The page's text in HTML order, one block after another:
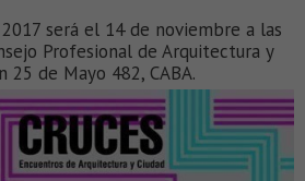
2017 será el 14 de noviembre a las
Profesional de Arquitectura y
25 de Mayo 482, CABA.